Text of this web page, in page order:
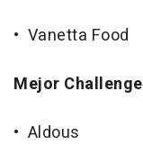
• Vanetta Food
Mejor
• Aldous